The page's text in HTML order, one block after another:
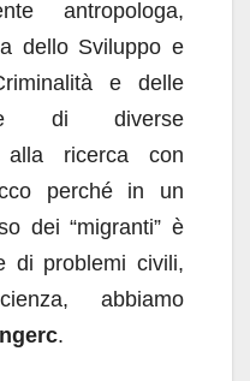
antropologa,
dello Sviluppo e
e delle
di diverse
alla ricerca con
perché in un
dei “migranti” è
di problemi civili,
abbiamo
.